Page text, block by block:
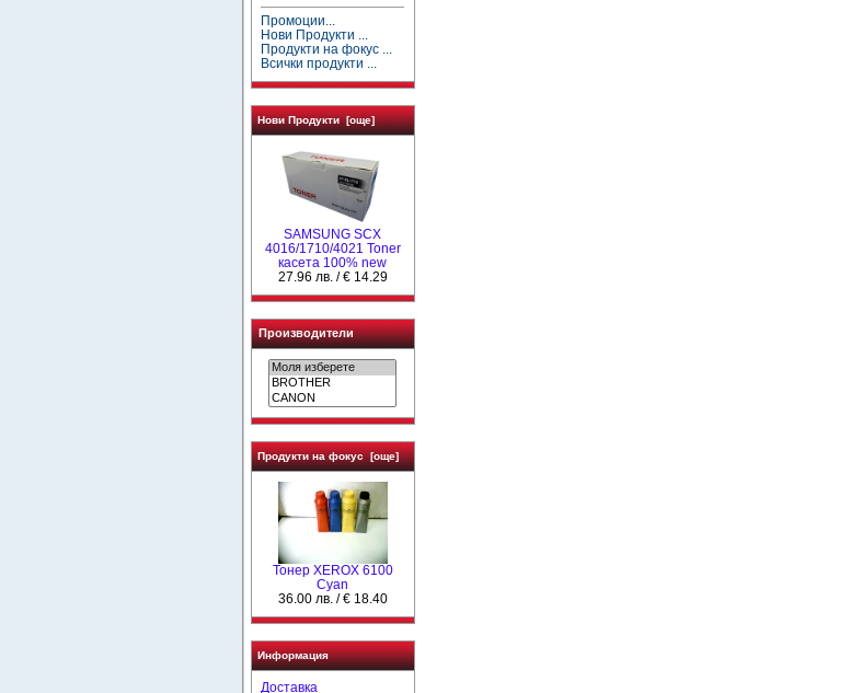
Промоции...
Нови Продукти ...
Продукти на фокус ...
Всички продукти ...
Нови Продукти [още]
SAMSUNG SCX
4016/1710/4021 Toner
касета 100% new
27.96 лв. / € 14.29
Производители
Продукти на фокус [още]
Тонер XEROX 6100
Cyan
36.00 лв. / € 18.40
Информация
Доставка